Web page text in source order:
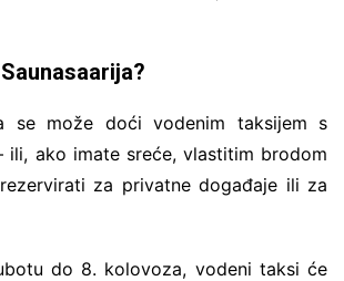
se može doći vodenim taksijem s
ili, ako imate sreće, vlastitim brodom
za privatne događaje ili za
do 8. kolovoza, vodeni taksi će